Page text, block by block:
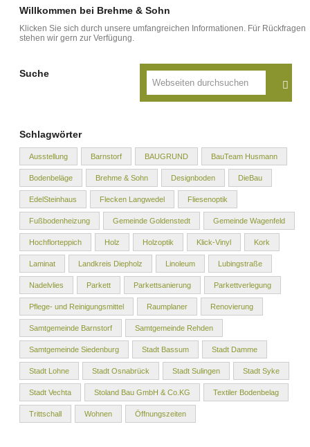
Willkommen bei Brehme & Sohn
Klicken Sie sich durch unsere umfangreichen Informationen. Für Rückfragen
stehen wir gern zur Verfügung.
Suche
Schlagwörter
Ausstellung Barnstorf BAUGRUND BauTeam Husmann
Bodenbeläge Brehme & Sohn Designboden DieBau
EdelSteinhaus Flecken Langwedel Fliesenoptik
Fußbodenheizung Gemeinde Goldenstedt Gemeinde Wagenfeld
Hochflorteppich Holz Holzoptik Klick-Vinyl Kork
Laminat Landkreis Diepholz Linoleum Lubingstraße
Nadelvlies Parkett Parkettsanierung Parkettverlegung
Pflege- und Reinigungsmittel Raumplaner Renovierung
Samtgemeinde Barnstorf Samtgemeinde Rehden
Samtgemeinde Siedenburg Stadt Bassum Stadt Damme
Stadt Lohne Stadt Osnabrück Stadt Sulingen Stadt Syke
Stadt Vechta Stoland Bau GmbH & Co.KG Textiler Bodenbelag
Trittschall Wohnen Öffnungszeiten